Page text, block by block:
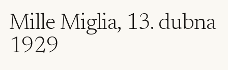
Mille Miglia, 13. dubna
1929